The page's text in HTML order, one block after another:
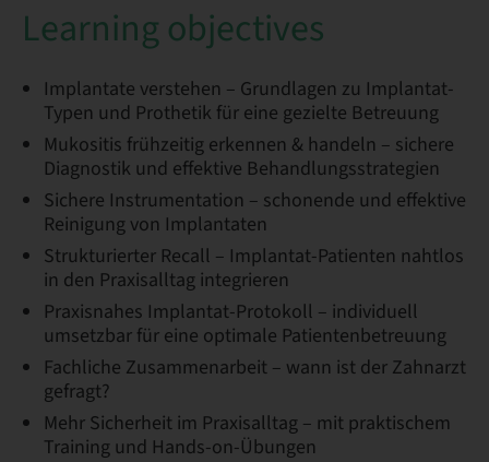
Learning objectives
Implantate verstehen – Grundlagen zu Implantat-
Typen und Prothetik für eine gezielte Betreuung
Mukositis frühzeitig erkennen & handeln – sichere
Diagnostik und effektive Behandlungsstrategien
Sichere Instrumentation – schonende und effektive
Reinigung von Implantaten
Strukturierter Recall – Implantat-Patienten nahtlos
in den Praxisalltag integrieren
Praxisnahes Implantat-Protokoll – individuell
umsetzbar für eine optimale Patientenbetreuung
Fachliche Zusammenarbeit – wann ist der Zahnarzt
gefragt?
Mehr Sicherheit im Praxisalltag – mit praktischem
Training und Hands-on-Übungen